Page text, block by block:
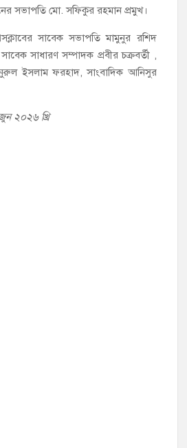
সভাপতি মো. সফিকুর রহমান প্রমুখ।
সাবেক সভাপতি মামুনুর রশিদ
সাধারণ সম্পাদক প্রবীর চক্রবর্তী ,
ইসলাম ফরহাদ, সাংবাদিক আনিসুর
২০২৬ খ্রি